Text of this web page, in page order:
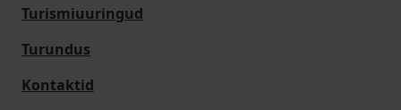
Turismiuuringud
Turundus
Kontaktid